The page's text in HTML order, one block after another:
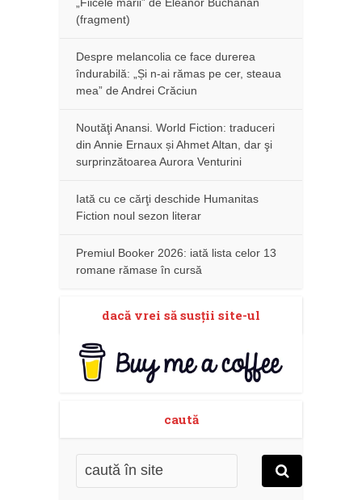
(fragment)
Despre melancolia ce face durerea
îndurabilă: „Și n-ai rămas pe cer, steaua
mea” de Andrei Crăciun
Noutăţi Anansi. World Fiction: traduceri
din Annie Ernaux și Ahmet Altan, dar şi
surprinzătoarea Aurora Venturini
Iată cu ce cărţi deschide Humanitas
Fiction noul sezon literar
Premiul Booker 2026: iată lista celor 13
romane rămase în cursă
dacă vrei să susţii site-ul
caută